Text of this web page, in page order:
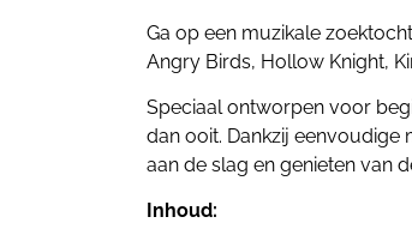
Ga op een muzikale
Angry Birds, Hollow Knight,
Speciaal ontworpen voor
dan ooit. Dankzij
aan de slag en genieten van
Inhoud: